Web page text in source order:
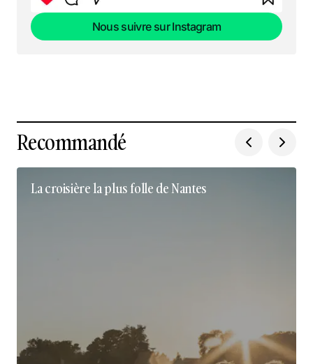
Nous suivre sur Instagram
Recommandé
La croisière la plus folle de Nantes